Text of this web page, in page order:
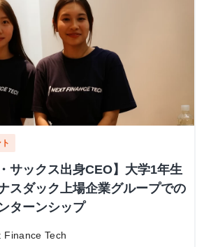
サックス出身CEO】大学1年生
スダック上場企業グループでの
ターンシップ
Finance Tech